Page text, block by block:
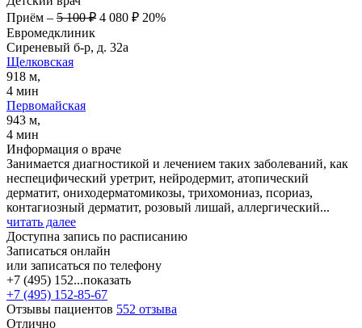
Приём – 5 100 ₽ 4 080 ₽ 20%
Евромедклиник
Сиреневый б-р, д. 32а
Щелковская
918 м,
4 мин
Первомайская
943 м,
4 мин
Информация о враче
Занимается диагностикой и лечением таких заболеваний, как
неспецифический уретрит, нейродермит, атопический
дерматит, ониходерматомикозы, трихомониаз, псориаз,
контагиозный дерматит, розовый лишай, аллергический...
читать далее
Доступна запись по расписанию
Записаться онлайн
или записаться по телефону
+7 (495) 152...показать
+7 (495) 152-85-67
Отзывы пациентов 552 отзыва
Отлично